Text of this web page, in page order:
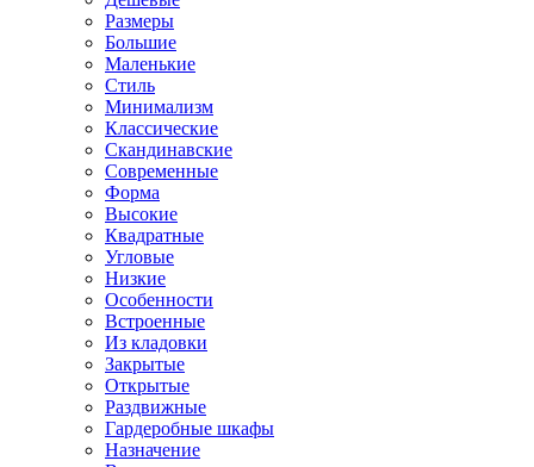
Размеры
Большие
Маленькие
Стиль
Минимализм
Классические
Скандинавские
Современные
Форма
Высокие
Квадратные
Угловые
Низкие
Особенности
Встроенные
Из кладовки
Закрытые
Открытые
Раздвижные
Гардеробные шкафы
Назначение